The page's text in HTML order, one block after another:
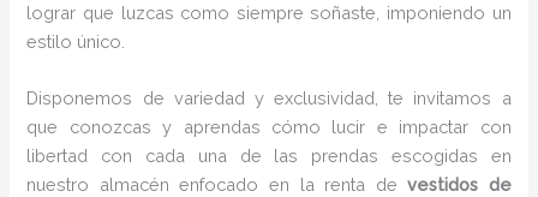
lograr que luzcas como siempre soñaste, imponiendo un
estilo único.
Disponemos de variedad y exclusividad, te invitamos a
que conozcas y aprendas cómo lucir e impactar con
libertad con cada una de las prendas escogidas en
nuestro almacén enfocado en la renta devestidos de